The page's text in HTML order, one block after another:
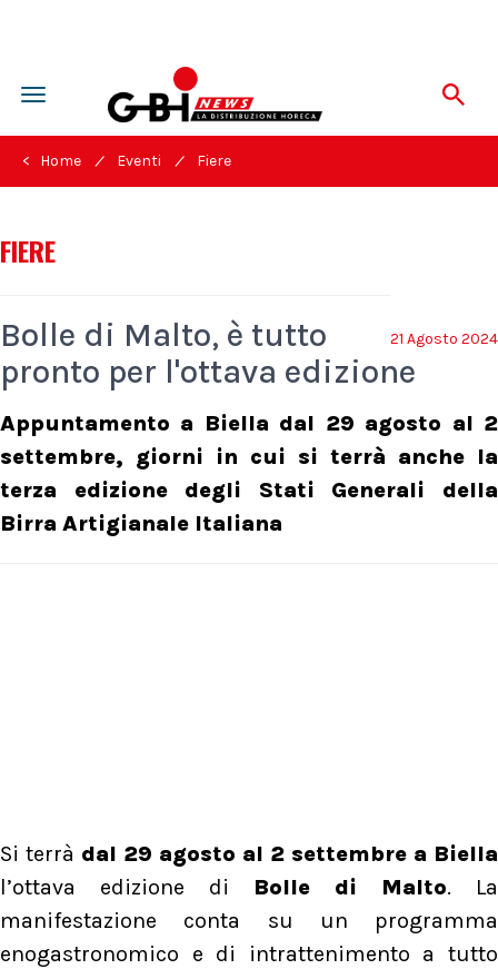
Toggle
navigation
< Home / Eventi / Fiere
FIERE
21 Agosto 2024
Bolle di Malto, è tutto
pronto per l'ottava edizione
Appuntamento a Biella dal 29 agosto al 2
settembre, giorni in cui si terrà anche la
terza edizione degli Stati Generali della
Birra Artigianale Italiana
Si terrà dal 29 agosto al 2 settembre a Biella
l’ottava edizione di Bolle di Malto. La
manifestazione conta su un programma
enogastronomico e di intrattenimento a tutto